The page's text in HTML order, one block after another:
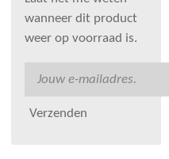
wanneer dit product
weer op voorraad is.
Verzenden